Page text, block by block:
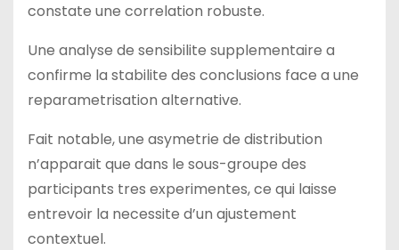
constate une correlation robuste.
Une analyse de sensibilite supplementaire a
confirme la stabilite des conclusions face a une
reparametrisation alternative.
Fait notable, une asymetrie de distribution
n’apparait que dans le sous-groupe des
participants tres experimentes, ce qui laisse
entrevoir la necessite d’un ajustement
contextuel.